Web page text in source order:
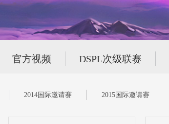
官方视频 DSPL次级联赛
2014国际邀请赛 2015国际邀请赛